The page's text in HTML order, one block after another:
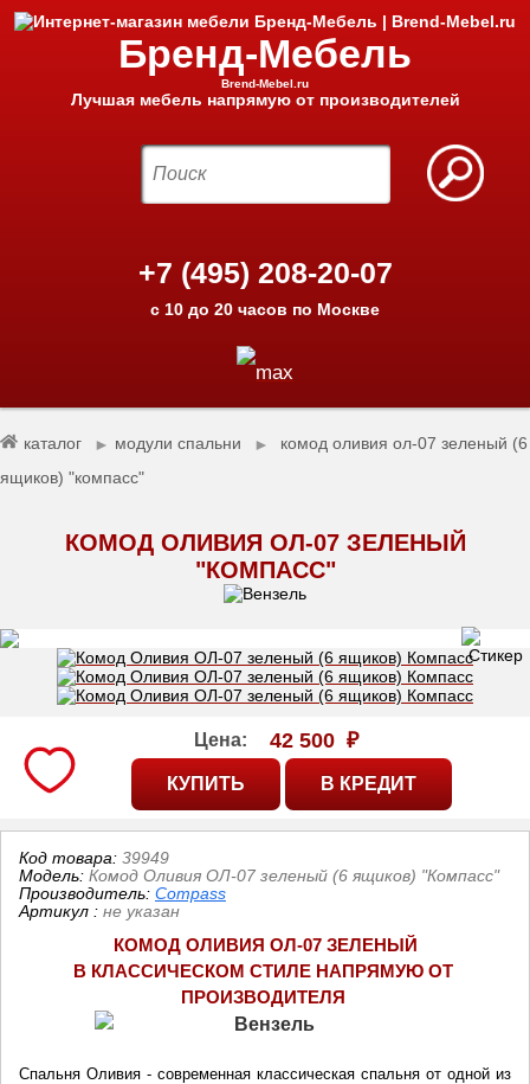
Бренд-Мебель
Brend-Mebel.ru
Лучшая мебель напрямую от производителей
+7 (495) 208-20-07
с 10 до 20 часов по Москве
каталог ► модули спальни ►
комод оливия ол-07 зеленый (6
ящиков) "компасс"
КОМОД ОЛИВИЯ ОЛ-07 ЗЕЛЕНЫЙ
"КОМПАСС"
Цена: 42 500 ₽
Код товара: 39949
Модель: Комод Оливия ОЛ-07 зеленый (6 ящиков) "Компасс"
Производитель: Compass
Артикул : не указан
КОМОД ОЛИВИЯ ОЛ-07 ЗЕЛЕНЫЙ
В КЛАССИЧЕСКОМ СТИЛЕ НАПРЯМУЮ ОТ
ПРОИЗВОДИТЕЛЯ
Спальня Оливия - современная классическая спальня от одной из